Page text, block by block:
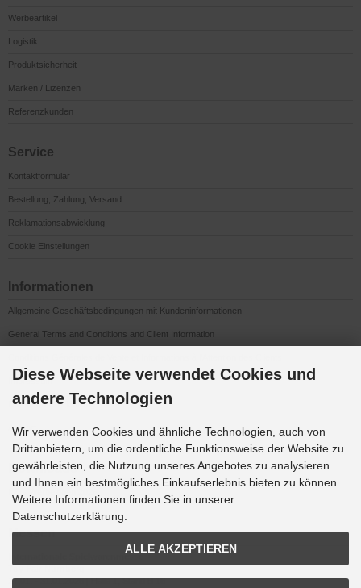
Werbeartikel
Logistik
Produktsicherheit
Marken / Lizenzen
Referenzkunden
Service
Kontaktformular
Bestellung, Zahlung, Versand
Reklamationsabwicklung
Cookie Einstellungen
Informationen
Allgemeine Geschäftsbedingungen mit Kundeninformationen
General Terms and Conditions and Client Information
Impressum
Datenschutzerklärung
Anfahrt
Downloads
Messen
Toy Fair Nürnberg
27.01. - 31.01.2026 | Halle 1, Stand B 16
Diese Webseite verwendet Cookies und
andere Technologien
Wir verwenden Cookies und ähnliche Technologien, auch von
Drittanbietern, um die ordentliche Funktionsweise der Website zu
gewährleisten, die Nutzung unseres Angebotes zu analysieren
und Ihnen ein bestmögliches Einkaufserlebnis bieten zu können.
Weitere Informationen finden Sie in unserer
Datenschutzerklärung.
ALLE AKZEPTIEREN